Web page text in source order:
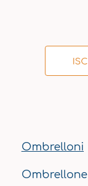
Ombrelloni